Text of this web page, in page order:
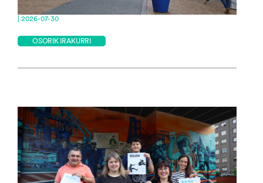
| 2026-07-30
OSORIK IRAKURRI